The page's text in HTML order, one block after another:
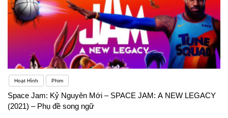
Hoạt Hình Phim
Space Jam: Kỷ Nguyên Mới – SPACE JAM: A NEW LEGACY
(2021) – Phụ đề song ngữ